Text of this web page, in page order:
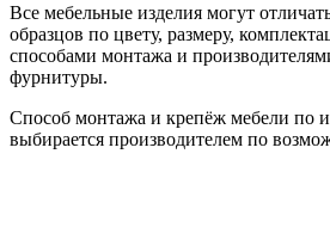
Все мебельные изделия могут
образцов по цвету, размеру,
способами монтажа и
фурнитуры.
Способ монтажа и крепёж мебели по
выбирается производителем по